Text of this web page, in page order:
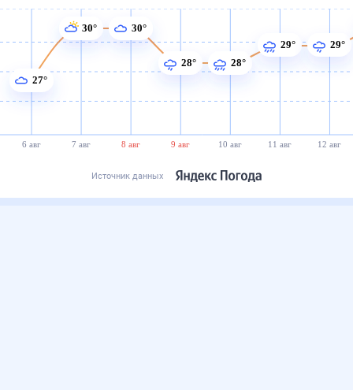
6 авг 7 авг 8 авг 9 авг 10 авг 11 авг 12 авг
27°
30° 30°
28° 28°
29° 29°
Источник данных